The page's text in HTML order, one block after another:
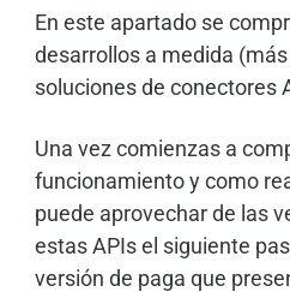
En este apartado se
desarrollos a medida
soluciones de conectores
Una vez comienzas a
funcionamiento y como
puede aprovechar de las
estas APIs el siguiente
versión de paga que